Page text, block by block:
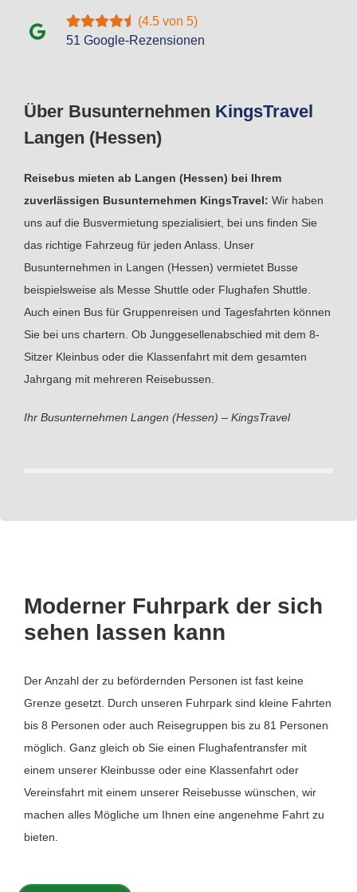
Über Busunternehmen KingsTravel
Langen (Hessen)
Reisebus mieten ab Langen (Hessen) bei Ihrem
zuverlässigen Busunternehmen KingsTravel: Wir haben
uns auf die Busvermietung spezialisiert, bei uns finden Sie
das richtige Fahrzeug für jeden Anlass. Unser
Busunternehmen in Langen (Hessen) vermietet Busse
beispielsweise als Messe Shuttle oder Flughafen Shuttle.
Auch einen Bus für Gruppenreisen und Tagesfahrten können
Sie bei uns chartern. Ob Junggesellenabschied mit dem 8-
Sitzer Kleinbus oder die Klassenfahrt mit dem gesamten
Jahrgang mit mehreren Reisebussen.
Ihr Busunternehmen Langen (Hessen) – KingsTravel
(4.5 von 5)
51 Google-Rezensionen
Moderner Fuhrpark der sich
sehen lassen kann
Der Anzahl der zu befördernden Personen ist fast keine
Grenze gesetzt. Durch unseren Fuhrpark sind kleine Fahrten
bis 8 Personen oder auch Reisegruppen bis zu 81 Personen
möglich. Ganz gleich ob Sie einen Flughafentransfer mit
einem unserer Kleinbusse oder eine Klassenfahrt oder
Vereinsfahrt mit einem unserer Reisebusse wünschen, wir
machen alles Mögliche um Ihnen eine angenehme Fahrt zu
bieten.